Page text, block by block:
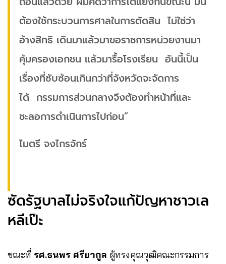
ต้องใช้กระบวนการศาลในการตัดสิน ไม่ใช่ว่า
อ้างสิทธิ เดินมาแล้วมาขอราชการหน่วยงานมา
คุ้มครองเอกชน แล้วมารื้อโรงเรียน อันนี้เป็น
เรื่องที่ซับซ้อนเกินกว่าที่จังหวัดจะจัดการ
ได้ กรรมการส่วนกลางจึงต้องทำหน้าที่และ
ชะลอการดำเนินการไปก่อน”
ไมตรี จงไกรจักร์
ซัดรัฐบาลไม่จริงใจแก้ปัญหาชาวเล
หลีเป๊ะ
ขณะที่ รศ.ธนพร ศรียากูล ผู้ทรงคุณวุฒิคณะกรรมการ